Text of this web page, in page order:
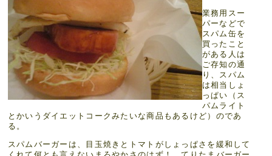
業務用スー
パーなどで
スパム缶を
買ったこと
がある人は
ご存知の通
り、スパム
は相当しょ
っぱい（ス
パムライト
とかいうダイエットコークみたいな商品もあるけど）のであ
る。
スパムバーガーは、目玉焼きとトマトがしょっぱさを緩和して